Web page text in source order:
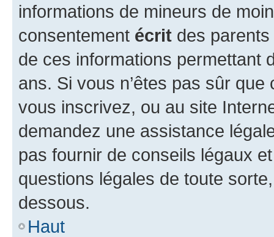
informations de mineurs de
consentement écrit des parents
de ces informations permettant
ans. Si vous n’êtes pas sûr
vous inscrivez, ou au site
demandez une assistance
pas fournir de conseils légaux
questions légales de toute
dessous.
Haut